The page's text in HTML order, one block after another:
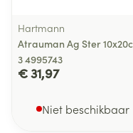
Hartmann
Atrauman Ag Ster
3 4995743
€ 31,97
Niet beschikbaar